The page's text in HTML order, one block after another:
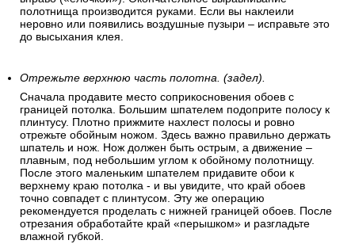
полотнища производится руками. Если вы наклеили
неровно или появились воздушные пузыри – исправьте это
до высыхания клея.
Отрежьте верхнюю часть полотна. (задел).
Сначала продавите место соприкосновения обоев с
границей потолка. Большим шпателем подоприте полосу к
плинтусу. Плотно прижмите нахлест полосы и ровно
отрежьте обойным ножом. Здесь важно правильно держать
шпатель и нож. Нож должен быть острым, а движение –
плавным, под небольшим углом к обойному полотнищу.
После этого маленьким шпателем придавите обои к
верхнему краю потолка - и вы увидите, что край обоев
точно совпадет с плинтусом. Эту же операцию
рекомендуется проделать с нижней границей обоев. После
отрезания обработайте край «перышком» и разгладьте
влажной губкой.